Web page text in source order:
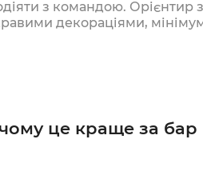
з командою. Орієнтир
декораціями,
це краще за бар